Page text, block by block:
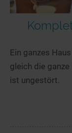
Ein ganzes
gleich die
ist ungestört.